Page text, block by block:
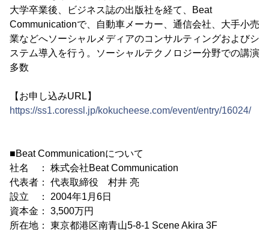
大学卒業後、ビジネス誌の出版社を経て、Beat
Communicationで、自動車メーカー、通信会社、大手小売
業などへソーシャルメディアのコンサルティングおよびシ
ステム導入を行う。ソーシャルテクノロジー分野での講演
多数
【お申し込みURL】
https://ss1.coressl.jp/kokucheese.com/event/entry/16024/
■Beat Communicationについて
社名 ： 株式会社Beat Communication
代表者： 代表取締役 村井 亮
設立 ： 2004年1月6日
資本金： 3,500万円
所在地： 東京都港区南青山5-8-1 Scene Akira 3F